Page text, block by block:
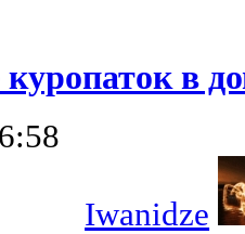
куропаток в
Iwanidze